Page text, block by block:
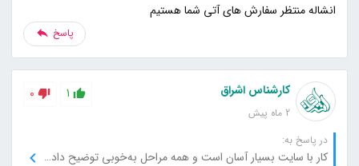
انشاله منتظر سفارش های آتی شما هستیم
پاسخ
کارشناس اشراق
2 ماه پیش
1
0
در پاسخ به:
کار با سایت بسیار آسان است و همه مراحل به‌خوبی توضیح داده شده‌اند.